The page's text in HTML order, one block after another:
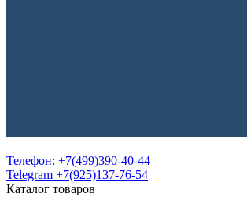
Телефон: +7(499)390-40-44
Telegram +7(925)137-76-54
Каталог товаров